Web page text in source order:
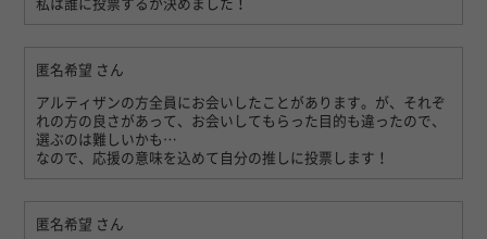
私は誰に投票するか決めました！
匿名希望 さん
アルティザンの方全員にお会いしたことがあります。が、それぞ
れの方の良さがあって、お会いしてもらった目的も違ったので、
選ぶのは難しいかも…
なので、応援の意味を込めて自分の推しに投票します！
匿名希望 さん